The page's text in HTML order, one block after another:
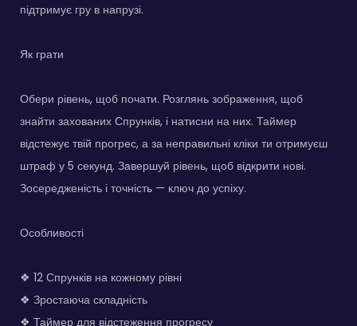
підтримує гру в напрузі.
Як грати
Обери рівень, щоб почати. Розглянь зображення, щоб
знайти захованих Спрунків, і натисни на них. Таймер
відстежує твій прогрес, а за неправильні кліки ти отримуєш
штраф у 5 секунд. Завершуй рівень, щоб відкрити нові.
Зосередженість і точність — ключ до успіху.
Особливості
❖ 12 Спрунків на кожному рівні
❖ Зростаюча складність
❖ Таймер для відстеження прогресу